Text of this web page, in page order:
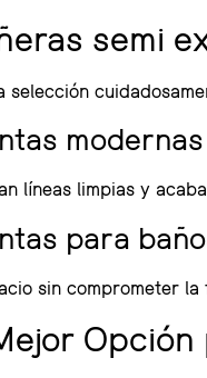
semi
selección
modernas
líneas limpias y
para
sin comprometer